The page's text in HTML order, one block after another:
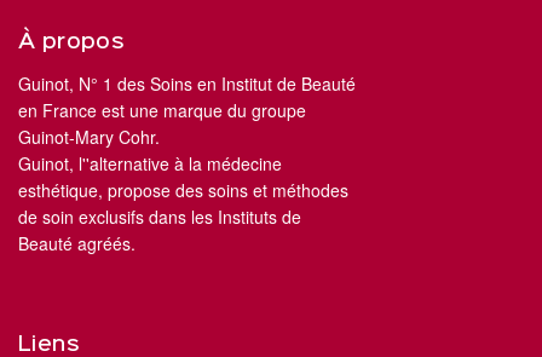
À propos
Guinot, N° 1 des Soins en Institut de Beauté
en France est une marque du groupe
Guinot-Mary Cohr.
Guinot, l''alternative à la médecine
esthétique, propose des soins et méthodes
de soin exclusifs dans les Instituts de
Beauté agréés.
Liens